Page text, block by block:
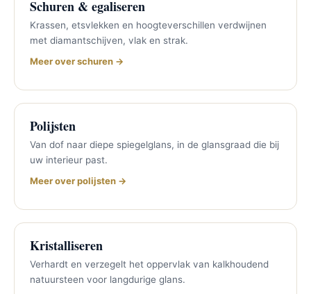
Schuren & egaliseren
Krassen, etsvlekken en hoogteverschillen verdwijnen
met diamantschijven, vlak en strak.
Meer over schuren →
Polijsten
Van dof naar diepe spiegelglans, in de glansgraad die bij
uw interieur past.
Meer over polijsten →
Kristalliseren
Verhardt en verzegelt het oppervlak van kalkhoudend
natuursteen voor langdurige glans.